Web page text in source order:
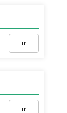
Ir
Ir